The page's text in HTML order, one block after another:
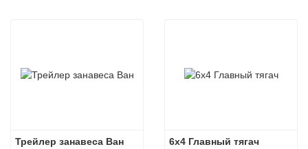
Трейлер занавеса Ван 6x4 Главный тягач